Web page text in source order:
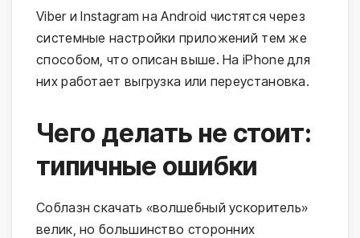
Viber и Instagram на Android чистятся через
системные настройки приложений тем же
способом, что описан выше. На iPhone для
них работает выгрузка или переустановка.
Чего делать не стоит:
типичные ошибки
Соблазн скачать «волшебный ускоритель»
велик, но большинство сторонних